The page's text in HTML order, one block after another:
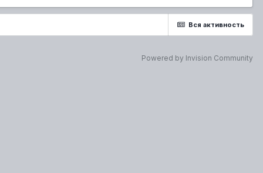
Вся активность
Powered by Invision Community